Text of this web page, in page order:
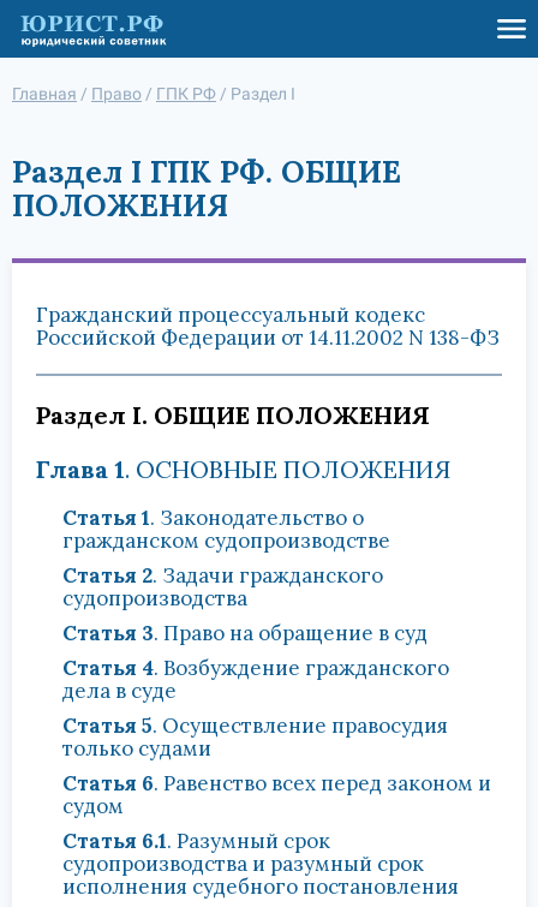
Главная / Право / ГПК РФ / Раздел I
Раздел I ГПК РФ. ОБЩИЕ
ПОЛОЖЕНИЯ
Гражданский процессуальный кодекс
Российской Федерации от 14.11.2002 N 138-ФЗ
Раздел I. ОБЩИЕ ПОЛОЖЕНИЯ
Глава 1. ОСНОВНЫЕ ПОЛОЖЕНИЯ
Статья 1. Законодательство о
гражданском судопроизводстве
Статья 2. Задачи гражданского
судопроизводства
Статья 3. Право на обращение в суд
Статья 4. Возбуждение гражданского
дела в суде
Статья 5. Осуществление правосудия
только судами
Статья 6. Равенство всех перед законом и
судом
Статья 6.1. Разумный срок
судопроизводства и разумный срок
исполнения судебного постановления